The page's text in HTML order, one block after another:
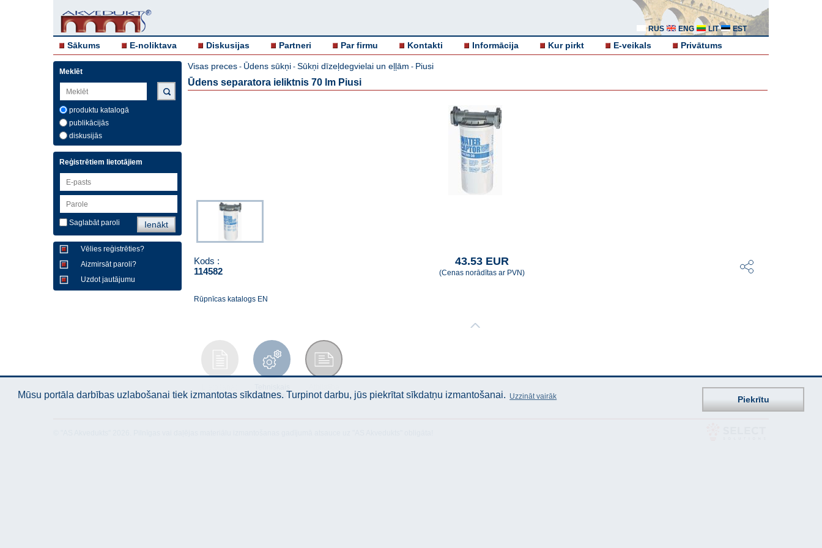
RUS ENG LIT EST
Sākums E-noliktava Diskusijas Partneri Par firmu Kontakti Informācija Kur pirkt E-veikals Privātums
Meklēt
produktu katalogā
publikācijās
diskusijās
Reģistrētiem lietotājiem
Saglabāt paroli
Vēlies reģistrēties?
Aizmirsāt paroli?
Uzdot jautājumu
Visas preces - Ūdens sūkņi - Sūkņi dīzeļdegvielai un eļļām - Piusi
Ūdens separatora ieliktnis 70 lm Piusi
Kods :
114582
43.53 EUR
(Cenas norādītas ar PVN)
Rūpnīcas katalogs EN
instrukcija
apraksts
Mūsu portāla darbības uzlabošanai tiek izmantotas sīkdatnes. Turpinot darbu, jūs piekrītat sīkdatņu izmantošanai. Uzzināt vairāk Piekrītu